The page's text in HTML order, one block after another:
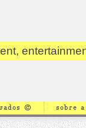
© sobre